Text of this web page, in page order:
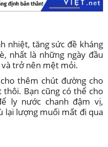
nhiệt, tăng sức đề kháng
nhất là những ngày đầu
trở nên mệt mỏi.
thêm chút đường cho
Bạn cũng có thể cho
ly nước chanh đậm vị,
lại lượng muối mất đi qua